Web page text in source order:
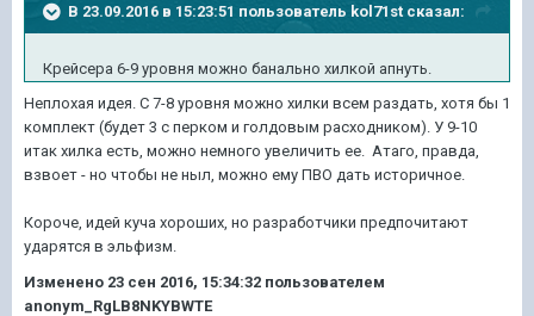
В 23.09.2016 в 15:23:51 пользователь kol71st сказал:
Крейсера 6-9 уровня можно банально хилкой апнуть.
Неплохая идея. С 7-8 уровня можно хилки всем раздать, хотя бы 1
комплект (будет 3 с перком и голдовым расходником). У 9-10
итак хилка есть, можно немного увеличить ее. Атаго, правда,
взвоет - но чтобы не ныл, можно ему ПВО дать историчное.
Короче, идей куча хороших, но разработчики предпочитают
ударятся в эльфизм.
Изменено 23 сен 2016, 15:34:32 пользователем
anonym_RgLB8NKYBWTE